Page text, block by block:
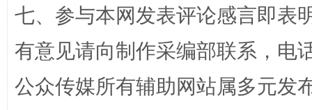
七、参与本网发表评论感言即表
有意见请向制作采编部联系，电
公众传媒所有辅助网站属多元发